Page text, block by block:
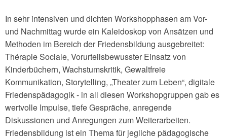
In sehr intensiven und dichten Workshopphasen am Vor-
und Nachmittag wurde ein Kaleidoskop von Ansätzen und
Methoden im Bereich der Friedensbildung ausgebreitet:
Thérapie Sociale, Vorurteilsbewusster Einsatz von
Kinderbüchern, Wachstumskritik, Gewaltfreie
Kommunikation, Storytelling, „Theater zum Leben“, digitale
Friedenspädagogik - in all diesen Workshopgruppen gab es
wertvolle Impulse, tiefe Gespräche, anregende
Diskussionen und Anregungen zum Weiterarbeiten.
Friedensbildung ist ein Thema für jegliche pädagogische